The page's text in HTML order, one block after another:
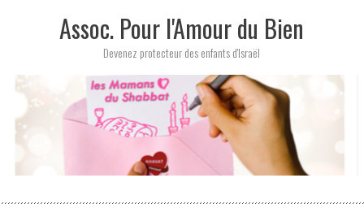
Assoc. Pour l'Amour du Bien
Devenez protecteur des enfants d'Israël